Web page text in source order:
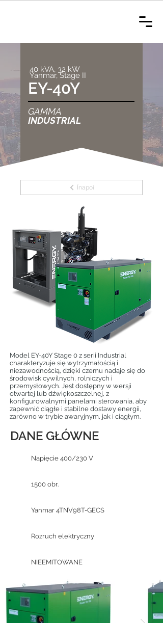
40 kVA, 32 kW
Yanmar, Stage II
EY-40Y
GAMMA
INDUSTRIAL
Înapoi
Model EY-40Y Stage 0 z serii Industrial
charakteryzuje się wytrzymałością i
niezawodnością, dzięki czemu nadaje się do
środowisk cywilnych, rolniczych i
przemysłowych. Jest dostępny w wersji
otwartej lub dźwiękoszczelnej, z
konfigurowalnymi panelami sterowania, aby
zapewnić ciągłe i stabilne dostawy energii,
zarówno w trybie awaryjnym, jak i ciągłym.
DANE GŁÓWNE
Napięcie 400/230 V
1500 obr.
Yanmar 4TNV98T-GECS
Rozruch elektryczny
NIEEMITOWANE